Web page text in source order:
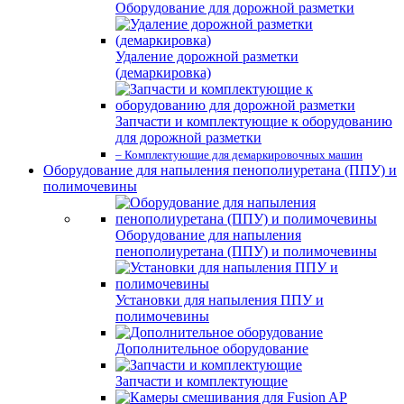
Оборудование для дорожной разметки
Удаление дорожной разметки
(демаркировка)
Запчасти и комплектующие к оборудованию
для дорожной разметки
– Комплектующие для демаркировочных машин
Оборудование для напыления пенополиуретана (ППУ) и
полимочевины
Оборудование для напыления
пенополиуретана (ППУ) и полимочевины
Установки для напыления ППУ и
полимочевины
Дополнительное оборудование
Запчасти и комплектующие